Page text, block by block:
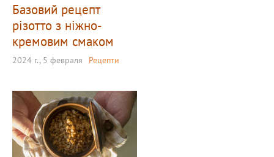
Базовий рецепт
різотто з ніжно-
кремовим смаком
2024 г., 5 февраля Рецепти